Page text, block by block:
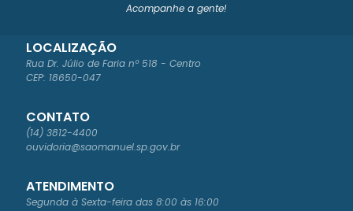
Acompanhe a gente!
LOCALIZAÇÃO
Rua Dr. Júlio de Faria nº 518 - Centro
CEP: 18650-047
CONTATO
(14) 3812-4400
ouvidoria@saomanuel.sp.gov.br
ATENDIMENTO
Segunda à Sexta-feira das 8:00 às 16:00